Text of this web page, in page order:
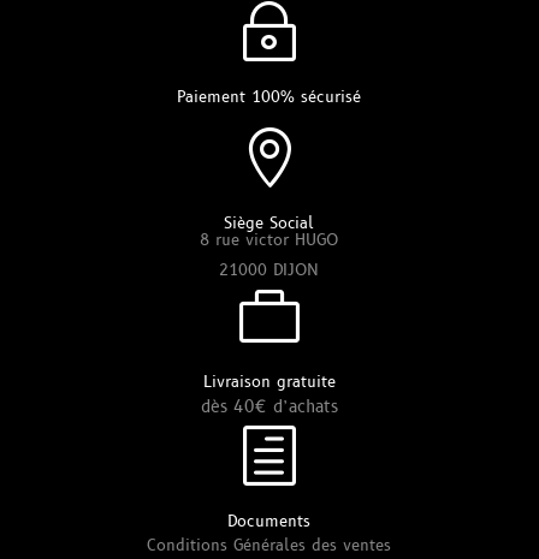
~
Paiement 100% sécurisé

Siège Social
8 rue victor HUGO
21000 DIJON

Livraison gratuite
dès 40€ d’achats
h
Documents
Conditions Générales des ventes